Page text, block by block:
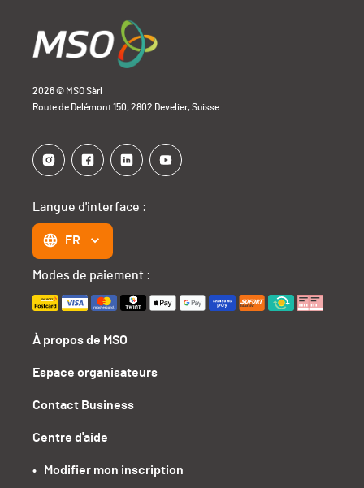
2026 © MSO Sàrl
Route de Delémont 150, 2802 Develier, Suisse
À propos de MSO
Espace organisateurs
Contact Business
Centre d'aide
•   Modifier mon inscription
Langue d'interface :
FR
Modes de paiement :